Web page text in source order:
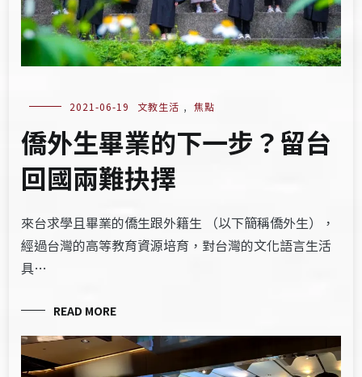
2021-06-19 文教生活 , 焦點
僑外生畢業的下一步？留台
回國兩難抉擇
來台求學且畢業的僑生跟外籍生 （以下簡稱僑外生），
經過台灣的高等教育資源培育，對台灣的文化語言生活
具…
READ MORE